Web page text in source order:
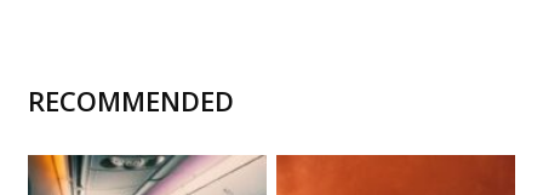
RECOMMENDED